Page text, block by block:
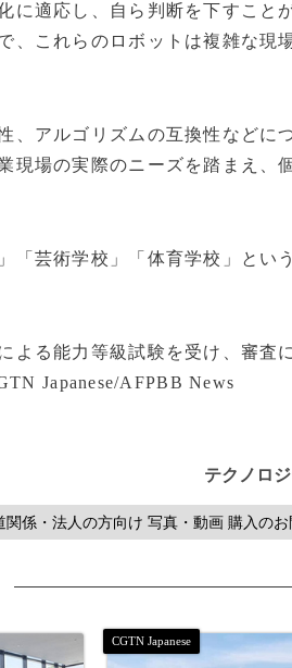
に適応し、自ら判断を下すこと
、これらのロボットは複雑な現
、アルゴリズムの互換性などに
現場の実際のニーズを踏まえ、
「芸術学校」「体育学校」とい
よる能力等級試験を受け、審査
Japanese/AFPBB News
テクノロ
関係・法人の方向け 写真・動画 購入の